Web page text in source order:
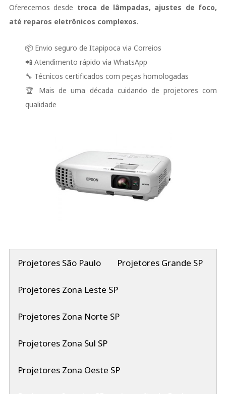
Oferecemos desde troca de lâmpadas, ajustes de foco,
até reparos eletrônicos complexos.
📦 Envio seguro de Itapipoca via Correios
📲 Atendimento rápido via WhatsApp
🔧 Técnicos certificados com peças homologadas
🏆 Mais de uma década cuidando de projetores com
qualidade
Projetores São Paulo Projetores Grande SP
Projetores Zona Leste SP
Projetores Zona Norte SP
Projetores Zona Sul SP
Projetores Zona Oeste SP